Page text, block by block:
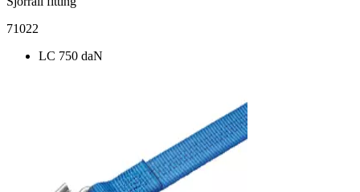
71022
LC 750 daN